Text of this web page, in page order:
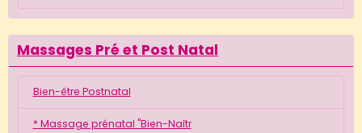
Massages Pré et Post Natal
Bien-être Postnatal
* Massage prénatal "Bien-Naîtr